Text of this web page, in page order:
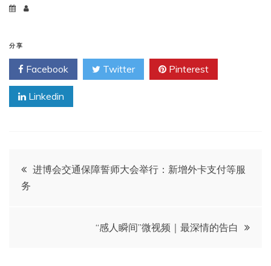
分享
Facebook Twitter Pinterest
Linkedin
文
章
进博会交通保障誓师大会举行：新增外卡支付等服
务
“感人瞬间”微视频｜最深情的告白